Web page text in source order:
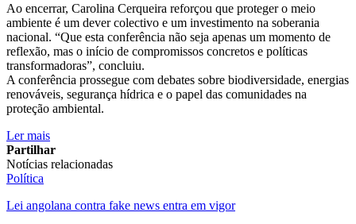
Ao encerrar, Carolina Cerqueira reforçou que proteger o meio
ambiente é um dever colectivo e um investimento na soberania
nacional. “Que esta conferência não seja apenas um momento de
reflexão, mas o início de compromissos concretos e políticas
transformadoras”, concluiu.
A conferência prossegue com debates sobre biodiversidade, energias
renováveis, segurança hídrica e o papel das comunidades na
proteção ambiental.
Ler mais
Partilhar
Notícias relacionadas
Política
Lei angolana contra fake news entra em vigor